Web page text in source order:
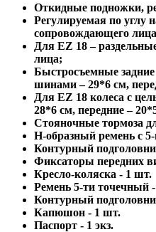
Откидные подножки,
Регулируемая по углу
сопровождающего
Для EZ 18 –
лица;
Быстросъемные
шинами – 29*6 см,
Для EZ 18 колеса с
28*6 см, передние –
Стояночные тормоза
Н-образный ремень с
Контурный
Фиксаторы передних
Кресло-коляска - 1 шт.
Ремень 5-ти точечный
Контурный
Капюшон - 1 шт.
Паспорт - 1 экз.